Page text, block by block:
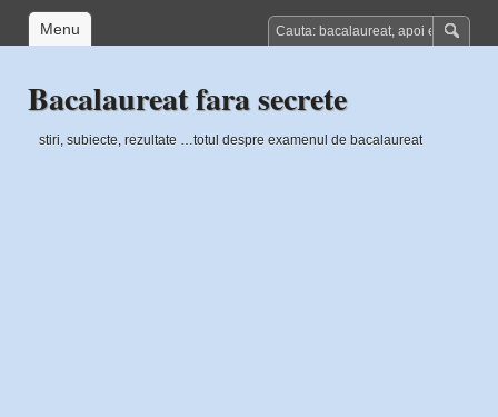
Menu
Bacalaureat fara secrete
stiri, subiecte, rezultate …totul despre examenul de bacalaureat